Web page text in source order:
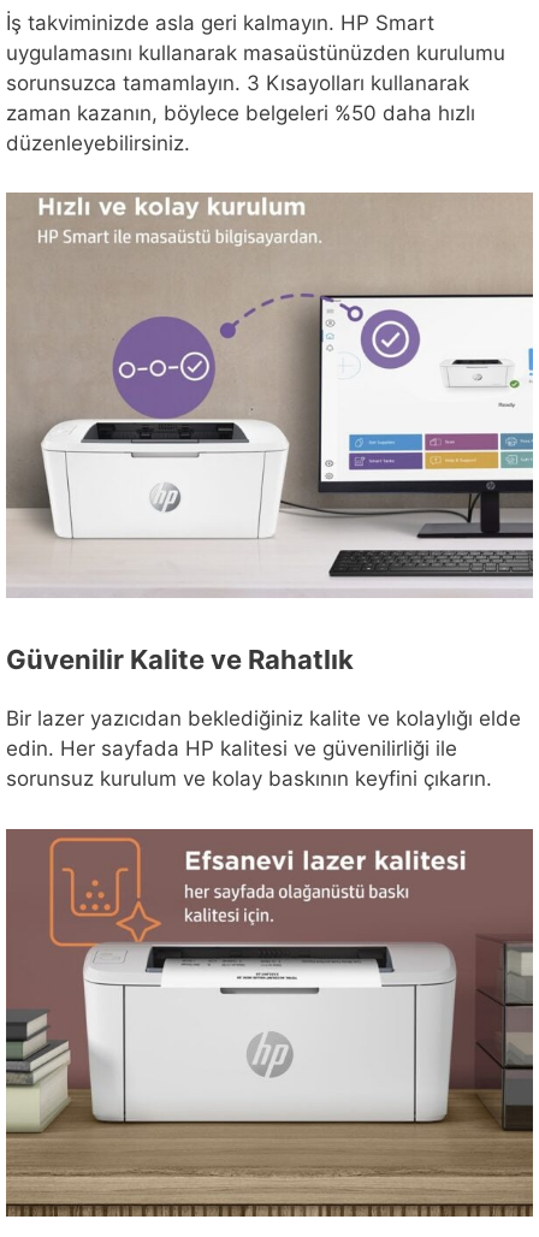
İş takviminizde asla geri kalmayın. HP Smart
uygulamasını kullanarak masaüstünüzden kurulumu
sorunsuzca tamamlayın. 3 Kısayolları kullanarak
zaman kazanın, böylece belgeleri %50 daha hızlı
düzenleyebilirsiniz.
Güvenilir Kalite ve Rahatlık
Bir lazer yazıcıdan beklediğiniz kalite ve kolaylığı elde
edin. Her sayfada HP kalitesi ve güvenilirliği ile
sorunsuz kurulum ve kolay baskının keyfini çıkarın.